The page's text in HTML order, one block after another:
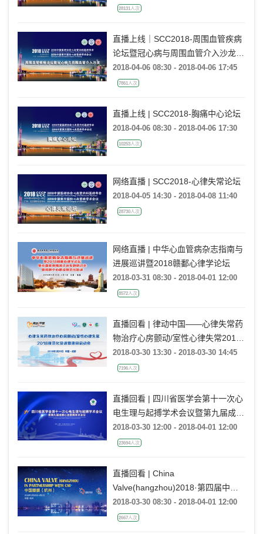
28131人次
直播上线｜SCC2018-周围血管疾病
论坛暨冠心病与周围血管介入沙龙
（南方站）
2018-04-06 08:30 - 2018-04-06 17:45
7861人次
直播上线 | SCC2018-胸痛中心论坛
2018-04-06 08:30 - 2018-04-06 17:30
10253人次
网络直播 | SCC2018-心律失常论坛
2018-04-05 14:30 - 2018-04-08 11:40
28730人次
网络直播 | 中华心血管病杂志指南与
进展巡讲暨2018赣鄱心律学论坛
2018-03-31 08:30 - 2018-04-01 12:00
8572人次
直播回看 | 律动中国——心律失常药
物治疗心房颤动/室性心律失常2018
规范化培训项目启动会（成都站）
2018-03-30 13:30 - 2018-03-30 14:45
7196人次
直播回看 | 四川省医学会第十一次心
电生理与起搏学术会议暨第九届成都
心血管病学术会议
2018-03-30 12:00 - 2018-04-01 12:00
23694人次
直播回看 | China
Valve(hangzhou)2018·第四届中国
瓣膜（杭州）
2018-03-30 08:30 - 2018-04-01 12:00
2667人次